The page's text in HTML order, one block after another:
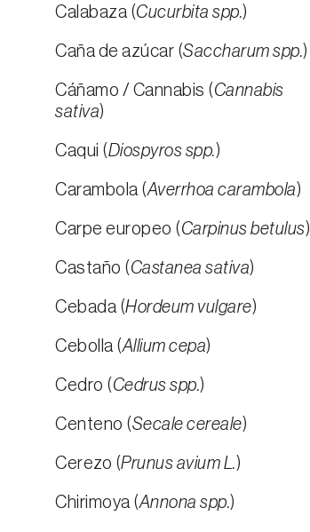
Calabaza (Cucurbita spp.)
Caña de azúcar (Saccharum spp.)
Cáñamo / Cannabis (Cannabis
sativa)
Caqui (Diospyros spp.)
Carambola (Averrhoa carambola)
Carpe europeo (Carpinus betulus)
Castaño (Castanea sativa)
Cebada (Hordeum vulgare)
Cebolla (Allium cepa)
Cedro (Cedrus spp.)
Centeno (Secale cereale)
Cerezo (Prunus avium L.)
Chirimoya (Annona spp.)